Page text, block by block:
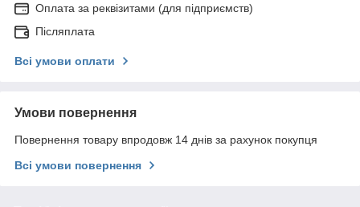
Оплата за реквізитами (для підприємств)
Післяплата
Всі умови оплати
Умови повернення
Повернення товару впродовж 14 днів за рахунок покупця
Всі умови повернення